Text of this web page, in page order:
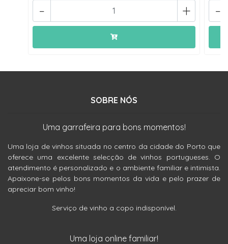
+
- -
SOBRE NÓS
Uma garrafeira para bons momentos!
Uma loja de vinhos situada no centro da cidade do Porto que
oferece uma excelente selecção de vinhos portugueses. O
atendimento é personalizado e o ambiente familiar e intimista.
Apaixone-se pelos bons momentos da vida e pelo prazer de
apreciar bom vinho!
Serviço de vinho a copo indisponível.
Uma loja online familiar!